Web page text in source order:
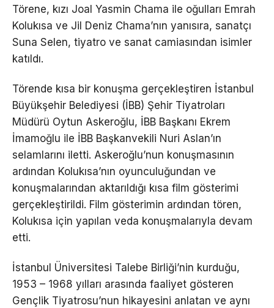
Törene, kızı Joal Yasmin Chama ile oğulları Emrah
Kolukısa ve Jil Deniz Chama’nın yanısıra, sanatçı
Suna Selen, tiyatro ve sanat camiasından isimler
katıldı.
Törende kısa bir konuşma gerçekleştiren İstanbul
Büyükşehir Belediyesi (İBB) Şehir Tiyatroları
Müdürü Oytun Askeroğlu, İBB Başkanı Ekrem
İmamoğlu ile İBB Başkanvekili Nuri Aslan’ın
selamlarını iletti. Askeroğlu’nun konuşmasının
ardından Kolukısa’nın oyunculuğundan ve
konuşmalarından aktarıldığı kısa film gösterimi
gerçekleştirildi. Film gösterimin ardından tören,
Kolukısa için yapılan veda konuşmalarıyla devam
etti.
İstanbul Üniversitesi Talebe Birliği’nin kurduğu,
1953 – 1968 yılları arasında faaliyet gösteren
Gençlik Tiyatrosu’nun hikayesini anlatan ve aynı